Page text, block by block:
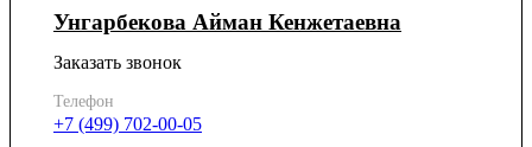
Унгарбекова Айман Кенжетаевна
Заказать звонок
Телефон
+7 (499) 702-00-05